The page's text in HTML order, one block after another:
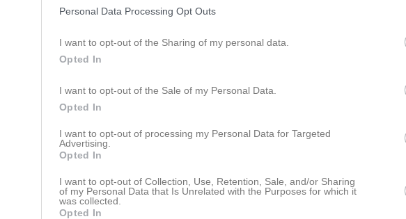
Personal Data Processing Opt Outs
I want to opt-out of the Sharing of my personal data.
Opted In
I want to opt-out of the Sale of my Personal Data.
Opted In
I want to opt-out of processing my Personal Data for Targeted
Advertising.
Opted In
I want to opt-out of Collection, Use, Retention, Sale, and/or Sharing
of my Personal Data that Is Unrelated with the Purposes for which it
was collected.
Opted In
kommentarer
kommentar
fler nyheter
Senast uppdaterade album